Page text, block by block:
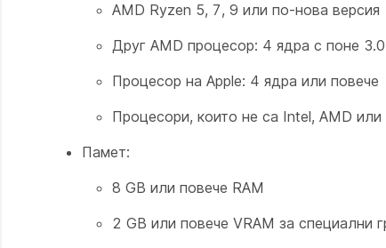
AMD Ryzen 5, 7, 9 или по-нова версия
Друг AMD процесор: 4 ядра с поне
Процесор на Apple: 4 ядра или повече
Процесори, които не са Intel, AMD
Памет:
8 GB или повече RAM
2 GB или повече VRAM за специални